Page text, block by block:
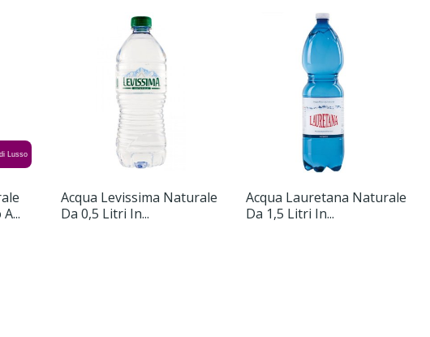
Lusso
Acqua Levissima Naturale
Da 0,5 Litri In...
Acqua Lauretana Naturale
Da 1,5 Litri In...